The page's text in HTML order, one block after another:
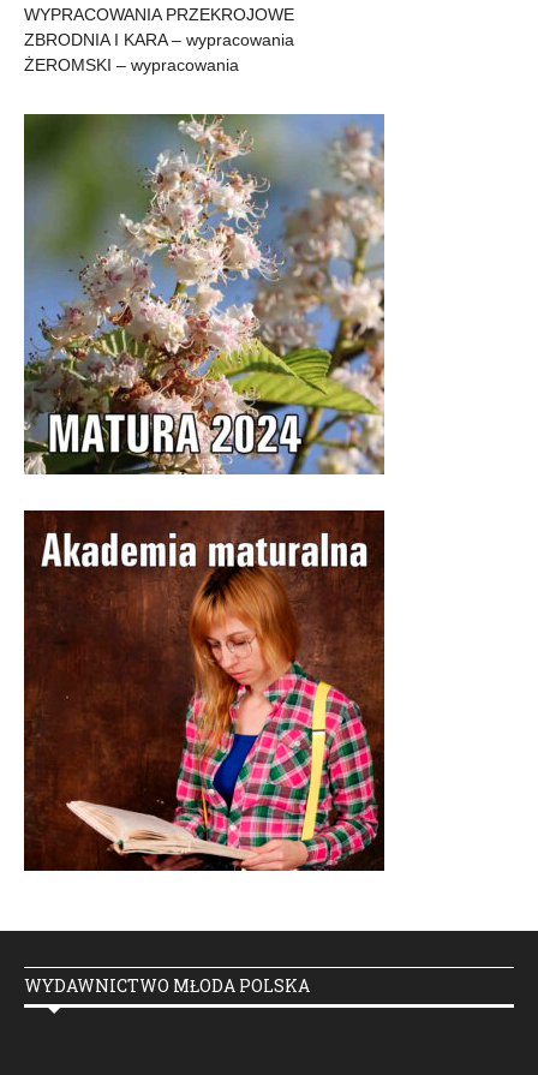
WYPRACOWANIA PRZEKROJOWE
ZBRODNIA I KARA – wypracowania
ŻEROMSKI – wypracowania
WYDAWNICTWO MŁODA POLSKA